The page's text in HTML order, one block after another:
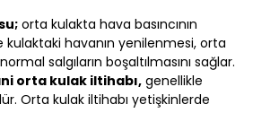
orta kulakta hava basıncının
havanın yenilenmesi, orta
salgıların boşaltılmasını sağlar.
orta kulak iltihabı, genellikle
Orta kulak iltihabı yetişkinlerde